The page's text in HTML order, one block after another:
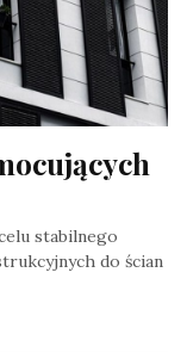
stabilnego
do ścian